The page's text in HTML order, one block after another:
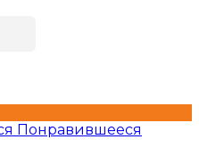
Понравившееся